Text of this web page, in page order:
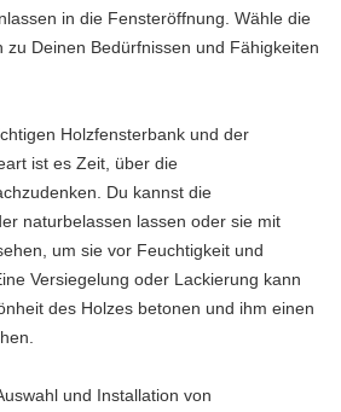
in die Fensteröffnung. Wähle die
zu Deinen Bedürfnissen und Fähigkeiten
Holzfensterbank und der
ist es Zeit, über die
Du kannst die
naturbelassen lassen oder sie mit
um sie vor Feuchtigkeit und
Versiegelung oder Lackierung kann
des Holzes betonen und ihm einen
und Installation von